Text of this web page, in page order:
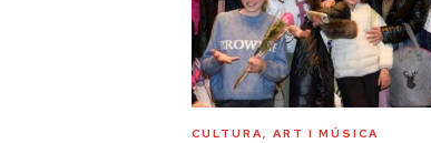
CULTURA, ART I MÚSICA